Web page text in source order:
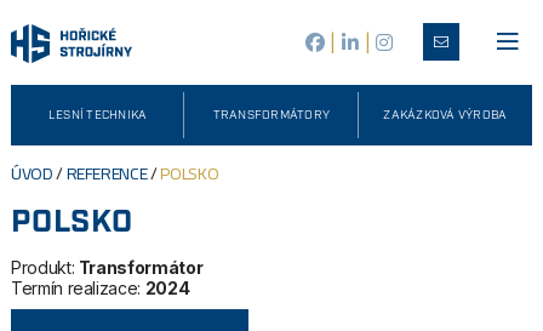
LESNÍ TECHNIKA TRANSFORMÁTORY ZAKÁZKOVÁ VÝROBA
ÚVOD/REFERENCE/POLSKO
POLSKO
Produkt: Transformátor
Termín realizace: 2024